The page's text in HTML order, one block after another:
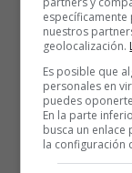
nuestros
geolocalización.
Es posible que
personales en
puedes
En la parte
busca un
la configuración